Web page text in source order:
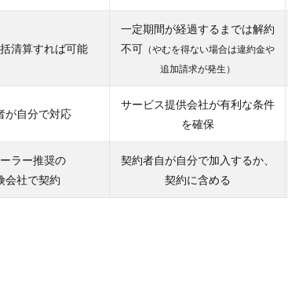
清算すれば可能
一定期間が経過するまでは解約
不可（やむを得ない場合は違約金や
追加請求が発生）
が自分で対応
サービス提供会社が有利な条件
を確保
ラー推奨の
会社で契約
契約者自が自分で加入するか、
契約に含める